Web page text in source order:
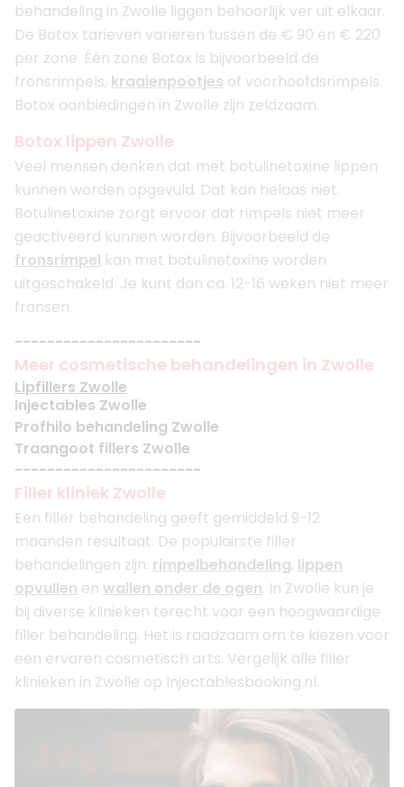
behandeling in Zwolle liggen behoorlijk ver uit elkaar.
De Botox tarieven varieren tussen de € 90 en € 220
per zone. Één zone Botox is bijvoorbeeld de
fronsrimpels, kraaienpootjes of voorhoofdsrimpels.
Botox aanbiedingen in Zwolle zijn zeldzaam.
Botox lippen Zwolle
Veel mensen denken dat met botulinetoxine lippen
kunnen worden opgevuld. Dat kan helaas niet.
Botulinetoxine zorgt ervoor dat rimpels niet meer
geactiveerd kunnen worden. Bijvoorbeeld de
fronsrimpel kan met botulinetoxine worden
uitgeschakeld. Je kunt dan ca. 12-16 weken niet meer
fronsen.
-----------------------
Meer cosmetische behandelingen in Zwolle
Lipfillers Zwolle
Injectables Zwolle
Profhilo behandeling Zwolle
Traangoot fillers Zwolle
-----------------------
Filler kliniek Zwolle
Een filler behandeling geeft gemiddeld 9-12
maanden resultaat. De populairste filler
behandelingen zijn: rimpelbehandeling, lippen
opvullen en wallen onder de ogen. In Zwolle kun je
bij diverse klinieken terecht voor een hoogwaardige
filler behandeling. Het is raadzaam om te kiezen voor
een ervaren cosmetisch arts. Vergelijk alle filler
klinieken in Zwolle op Injectablesbooking.nl.